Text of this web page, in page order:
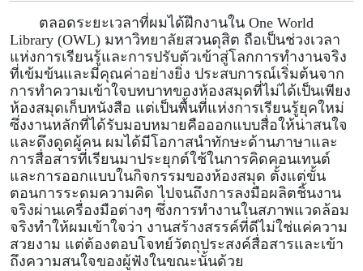
ตลอดระยะเวลาที่ผมได้ฝึกงานใน One World
Library (OWL) มหาวิทยาลัยสวนดุสิต ถือเป็นช่วงเวลา
แห่งการเรียนรู้และการปรับตัวเข้าสู่โลกการทำงานจริง
ที่เข้มข้นและมีคุณค่าอย่างยิ่ง ประสบการณ์เริ่มต้นจาก
การทำความเข้าใจบทบาทของห้องสมุดที่ไม่ได้เป็นเพียง
ห้องสมุดเก็บหนังสือ แต่เป็นพื้นที่แห่งการเรียนรู้ยุคใหม่
ซึ่งงานหลักที่ได้รับมอบหมายคือออกแบบสื่อให้น่าสนใจ
และดึงดูดผู้คน ผมได้มีโอกาสนำทักษะด้านภาษาและ
การสื่อสารที่เรียนมาประยุกต์ใช้ในการคิดคอนเทนต์
และการออกแบบในกิจกรรมของห้องสมุด ตั้งแต่ขั้น
ตอนการระดมความคิด ไปจนถึงการลงมือผลิตชิ้นงาน
จริงผ่านเครื่องมือต่างๆ ซึ่งการทำงานในสภาพแวดล้อม
จริงทำให้ผมเข้าใจว่า งานสร้างสรรค์ที่ดีไม่ใช่แค่ความ
สวยงาม แต่ต้องตอบโจทย์วัตถุประสงค์สื่อสารและเข้า
ถึงความสนใจของผู้ฟังในขณะนั้นด้วย